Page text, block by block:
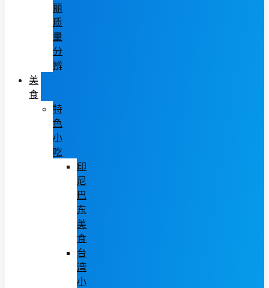
丽
质
量
分
辨
美
食
特
色
小
吃
印
尼
巴
东
美
食
台
湾
小